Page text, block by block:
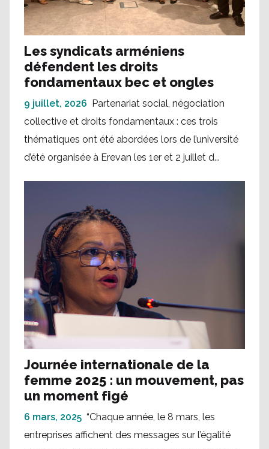
Les syndicats arméniens
défendent les droits
fondamentaux bec et ongles
9 juillet, 2026
Partenariat social, négociation
collective et droits fondamentaux : ces trois
thématiques ont été abordées lors de l’université
d’été organisée à Erevan les 1er et 2 juillet d...
Journée internationale de la
femme 2025 : un mouvement, pas
un moment figé
6 mars, 2025 “Chaque année, le 8 mars, les
entreprises affichent des messages sur l’égalité